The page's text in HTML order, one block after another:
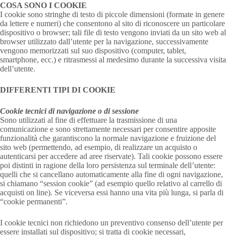
COSA SONO I COOKIE
I cookie sono stringhe di testo di piccole dimensioni (formate in genere
da lettere e numeri) che consentono al sito di riconoscere un particolare
dispositivo o browser; tali file di testo vengono inviati da un sito web al
browser utilizzato dall’utente per la navigazione, successivamente
vengono memorizzati sul suo dispositivo (computer, tablet,
smartphone, ecc.) e ritrasmessi al medesimo durante la successiva visita
dell’utente.
DIFFERENTI TIPI DI COOKIE
Cookie tecnici di navigazione o di sessione
Sono utilizzati al fine di effettuare la trasmissione di una
comunicazione e sono strettamente necessari per consentire apposite
funzionalità che garantiscono la normale navigazione e fruizione del
sito web (permettendo, ad esempio, di realizzare un acquisto o
autenticarsi per accedere ad aree riservate). Tali cookie possono essere
poi distinti in ragione della loro persistenza sul terminale dell’utente:
quelli che si cancellano automaticamente alla fine di ogni navigazione,
si chiamano “session cookie” (ad esempio quello relativo al carrello di
acquisti on line). Se viceversa essi hanno una vita più lunga, si parla di
“cookie permanenti”.
I cookie tecnici non richiedono un preventivo consenso dell’utente per
essere installati sul dispositivo; si tratta di cookie necessari,